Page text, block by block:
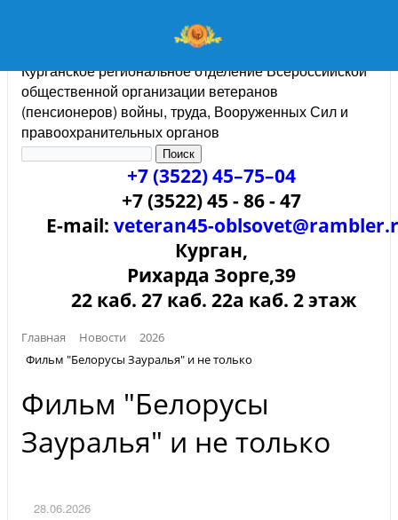
Курганское региональное отделение Всероссийской
общественной организации ветеранов
(пенсионеров) войны, труда, Вооруженных Сил и
правоохранительных органов
+7 (3522) 45–75–04
+7 (3522) 45 - 86 - 47
E-mail: veteran45-
Курган,
Рихарда Зорге,39
22 каб. 27 каб. 22а каб. 2 этаж
Главная Новости
2026
Фильм "Белорусы Зауралья" и не только
Фильм "Белорусы
Зауралья" и не только
28.06.2026